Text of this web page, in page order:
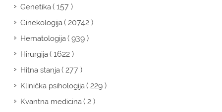
Genetika( 157 )
Ginekologija( 20742 )
Hematologija( 939 )
Hirurgija( 1622 )
Hitna stanja( 277 )
Klinička psihologija( 229 )
Kvantna medicina( 2 )